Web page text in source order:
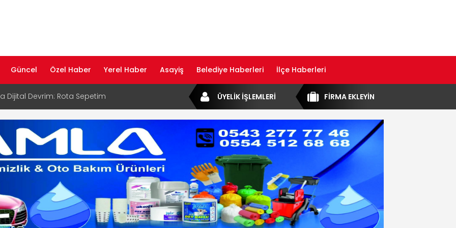
Güncel Özel Haber Yerel Haber Asayiş Belediye Haberleri İlçe Haberleri
Dijital Devrim: Rota Sepetim
Bölge Müdürü Makam Koltuğunu
Rehberi ile Google ve Yapay Zeka
Öne Çıkın
Rehberi Hizmete Girdi
Yayın Hayatına Başladı | Hızlı ve Akıllı
FİRMA EKLEYİN
ÜYELİK İŞLEMLERİ